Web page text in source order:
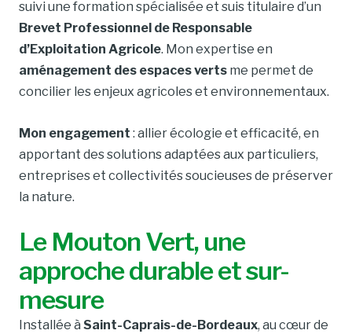
suivi une formation spécialisée et suis titulaire d’un
Brevet Professionnel de Responsable
d’Exploitation Agricole. Mon expertise en
aménagement des espaces verts me permet de
concilier les enjeux agricoles et environnementaux.
Mon engagement : allier écologie et efficacité, en
apportant des solutions adaptées aux particuliers,
entreprises et collectivités soucieuses de préserver
la nature.
Le Mouton Vert, une
approche durable et sur-
mesure
Installée à Saint-Caprais-de-Bordeaux, au cœur de